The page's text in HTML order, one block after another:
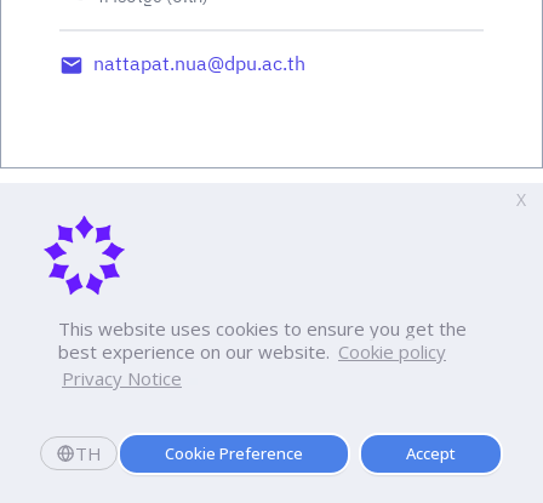
This website uses cookies to ensure you get the
best experience on our website. Cookie policy
Privacy Notice
TH Cookie Preference Accept
X
nattapat.nua@dpu.ac.th